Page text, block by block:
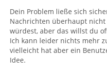
Dein Problem ließe sich
Nachrichten überhaupt nicht
würdest, aber das willst du
Ich kann leider nichts mehr
vielleicht hat aber ein
Idee.